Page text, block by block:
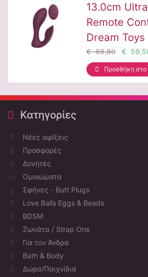
13.0cm
Remote
Dream Toys
€ 68,80 €
Προσθήκη στο
Κατηγορίες
Νέες αφίξεις
Προσφορές
Δονητές
Ομοιώματα
Σφήνες - Butt Plugs
Love Balls Eggs & Beads
BDSM
Ζωνάτα / Strap Ons
Για τον Άνδρα
Bath & Body
Δώρα/Παιχνίδια